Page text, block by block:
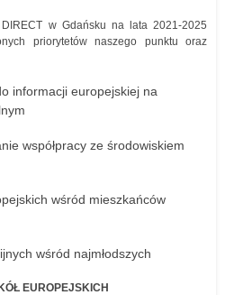
w Gdańsku na lata 2021-2025
priorytetów naszego punktu oraz
informacji europejskiej na
współpracy ze środowiskiem
wśród mieszkańców
wśród najmłodszych
EUROPEJSKICH